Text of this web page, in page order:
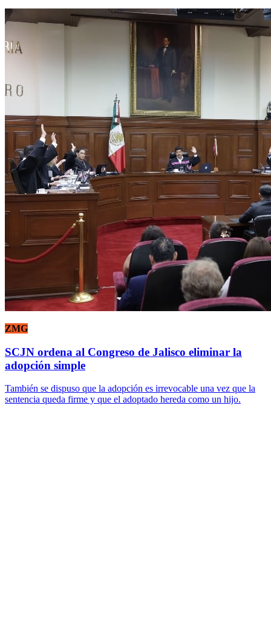
ZMG
SCJN ordena al Congreso de Jalisco eliminar la
adopción simple
También se dispuso que la adopción es irrevocable una vez que la
sentencia queda firme y que el adoptado hereda como un hijo.